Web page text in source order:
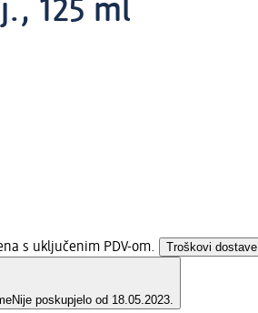
125 ml
s uključenim PDV-om. Troškovi dostave
Nije poskupjelo od 18.05.2023.